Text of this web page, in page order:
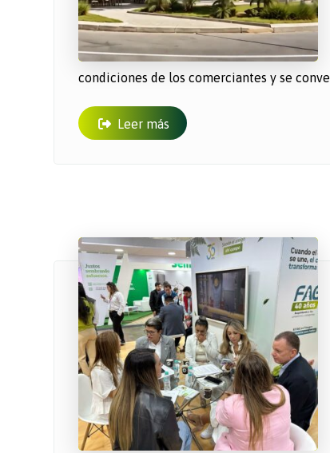
condiciones de los comerciantes y se
Leer más